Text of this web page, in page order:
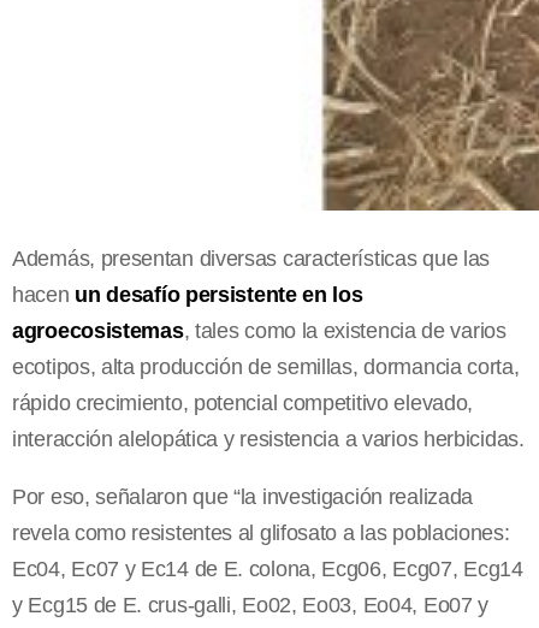
Además, presentan diversas características que las
hacen un desafío persistente en los
agroecosistemas, tales como la existencia de varios
ecotipos, alta producción de semillas, dormancia corta,
rápido crecimiento, potencial competitivo elevado,
interacción alelopática y resistencia a varios herbicidas.
Por eso, señalaron que “la investigación realizada
revela como resistentes al glifosato a las poblaciones:
Ec04, Ec07 y Ec14 de E. colona, Ecg06, Ecg07, Ecg14
y Ecg15 de E. crus-galli, Eo02, Eo03, Eo04, Eo07 y